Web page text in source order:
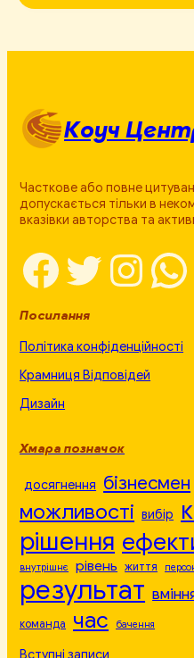
Коуч
Часткове або повне
допускається тільки в
вказівки авторства та
Facebook Twitter InstagramWhatsApp
Посилання
Політика конфіденційності
Крамниця Відповідей
Дизайн
Хмара позначок
досягнення бізнесмен
можливості вибір
рішення
внутрішнє рівень життя
результат
команда час бачення
Вступні записи